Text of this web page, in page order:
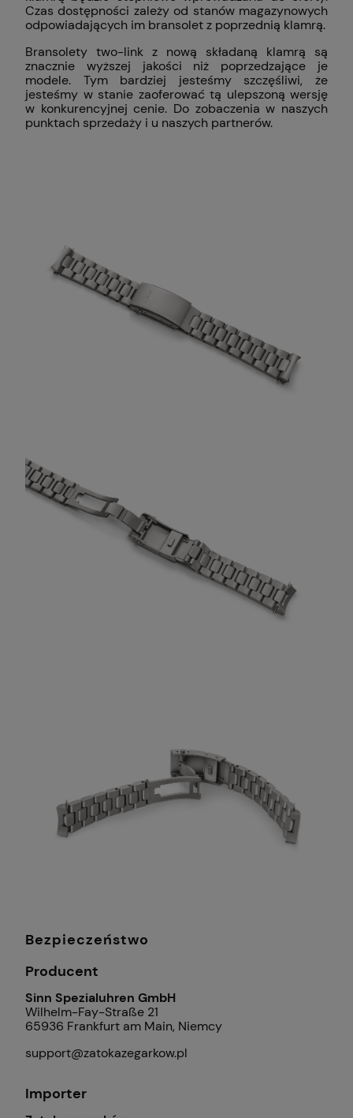
Czas dostępności zależy od stanów magazynowych
odpowiadających im bransolet z poprzednią klamrą.
Bransolety two-link z nową składaną klamrą są
znacznie wyższej jakości niż poprzedzające je
modele. Tym bardziej jesteśmy szczęśliwi, że
jesteśmy w stanie zaoferować tą ulepszoną wersję
w konkurencyjnej cenie. Do zobaczenia w naszych
punktach sprzedaży i u naszych partnerów.
Bezpieczeństwo
Producent
Sinn Spezialuhren GmbH
Wilhelm-Fay-Straße 21
65936 Frankfurt am Main, Niemcy
support@zatokazegarkow.pl
Importer